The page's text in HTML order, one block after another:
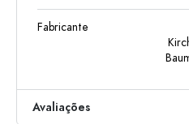
Fabricante
Avaliações